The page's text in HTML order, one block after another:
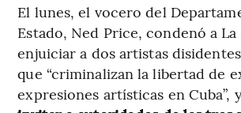
El lunes, el vocero del
Estado, Ned Price, condenó a
enjuiciar a dos artistas
que “criminalizan la libertad de
expresiones artísticas en Cuba”,